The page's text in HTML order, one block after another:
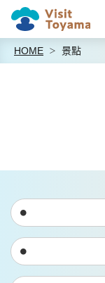
HOME 景點